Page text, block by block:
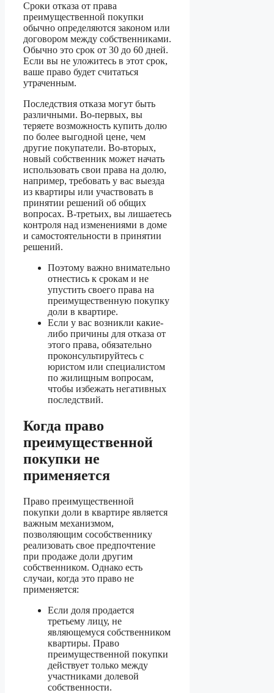
Сроки отказа от права
преимущественной покупки
обычно определяются законом или
договором между собственниками.
Обычно это срок от 30 до 60 дней.
Если вы не уложитесь в этот срок,
ваше право будет считаться
утраченным.
Последствия отказа могут быть
различными. Во-первых, вы
теряете возможность купить долю
по более выгодной цене, чем
другие покупатели. Во-вторых,
новый собственник может начать
использовать свои права на долю,
например, требовать у вас выезда
из квартиры или участвовать в
принятии решений об общих
вопросах. В-третьих, вы лишаетесь
контроля над изменениями в доме
и самостоятельности в принятии
решений.
Поэтому важно внимательно
отнестись к срокам и не
упустить своего права на
преимущественную покупку
доли в квартире.
Если у вас возникли какие-
либо причины для отказа от
этого права, обязательно
проконсультируйтесь с
юристом или специалистом
по жилищным вопросам,
чтобы избежать негативных
последствий.
Когда право
преимущественной
покупки не
применяется
Право преимущественной
покупки доли в квартире является
важным механизмом,
позволяющим сособственнику
реализовать свое предпочтение
при продаже доли другим
собственником. Однако есть
случаи, когда это право не
применяется:
Если доля продается
третьему лицу, не
являющемуся собственником
квартиры. Право
преимущественной покупки
действует только между
участниками долевой
собственности.